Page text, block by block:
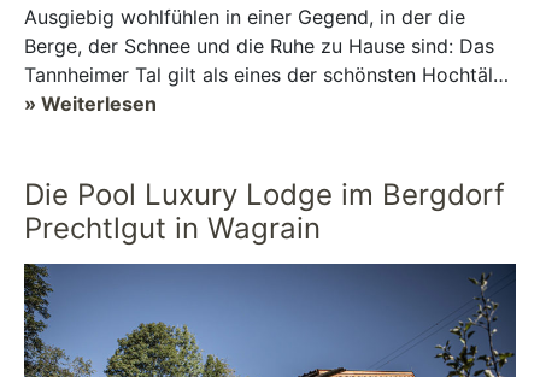
Ausgiebig wohlfühlen in einer Gegend, in der die
Berge, der Schnee und die Ruhe zu Hause sind: Das
Tannheimer Tal gilt als eines der schönsten Hochtäler
in Europa. Idyllische Landschaften und marka...
» Weiterlesen
Die Pool Luxury Lodge im Bergdorf
Prechtlgut in Wagrain